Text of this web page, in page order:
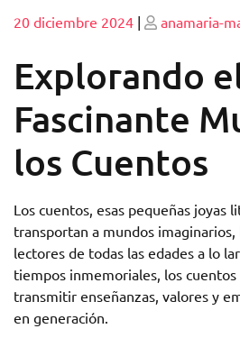
Publicado
20 diciembre 2024 | Publicado
anamaria-
Explorando
Fascinante
los Cuentos
Los cuentos, esas pequeñas joyas
transportan a mundos imaginarios,
lectores de todas las edades a lo
tiempos inmemoriales, los
transmitir enseñanzas, valores y
en generación.